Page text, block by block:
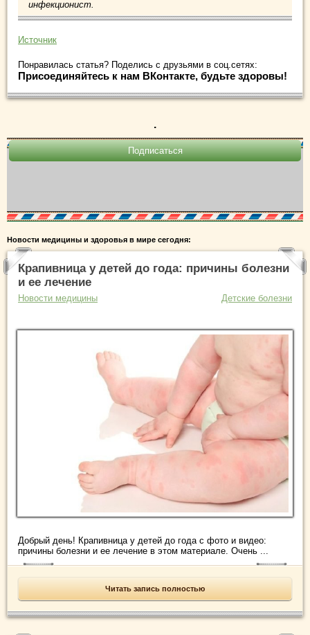
инфекционист.
Источник
Понравилась статья? Поделись с друзьями в соц.сетях:
Присоединяйтесь к нам ВКонтакте, будьте здоровы!
.
Новости медицины и здоровья в мире сегодня:
Крапивница у детей до года: причины болезни
и ее лечение
Новости медицины Детские болезни
Добрый день! Крапивница у детей до года с фото и видео:
причины болезни и ее лечение в этом материале. Очень ...
Читать запись полностью